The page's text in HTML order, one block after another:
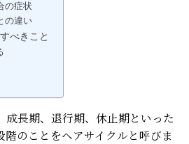
の症状
の違い
べきこと
成長期、退行期、休止期といった
のことをヘアサイクルと呼びま